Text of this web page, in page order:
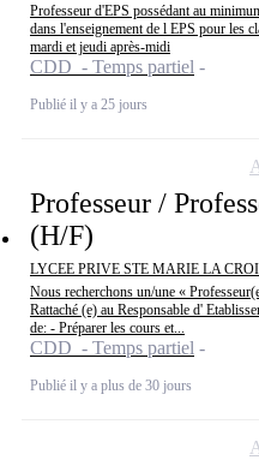
Professeur d'EPS possédant au
dans l'enseignement de l EPS pour les
mardi et jeudi après-midi
CDD - Temps partiel
Publié il y a 25 jours
Professeur /
(H/F)
LYCEE PRIVE STE MARIE LA
Nous recherchons un/une «
Rattaché (e) au Responsable d'
de: - Préparer les cours et...
CDD - Temps partiel
Publié il y a plus de 30 jours